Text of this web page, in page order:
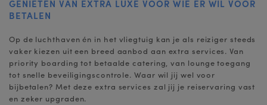
GENIETEN VAN EXTRA LUXE VOOR WIE ER WIL VOOR
BETALEN
Op de luchthaven én in het vliegtuig kan je als reiziger steeds
vaker kiezen uit een breed aanbod aan extra services. Van
priority boarding tot betaalde catering, van lounge toegang
tot snelle beveiligingscontrole. Waar wil jij wel voor
bijbetalen? Met deze extra services zal jij je reiservaring vast
en zeker upgraden.